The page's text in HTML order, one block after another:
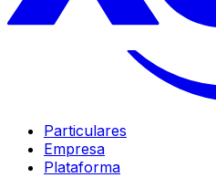
Particulares
Empresa
Plataforma